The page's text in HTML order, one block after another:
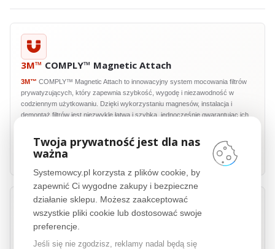
3M™ COMPLY™ Magnetic Attach
3M™ COMPLY™ Magnetic Attach to innowacyjny system mocowania filtrów
prywatyzujących, który zapewnia szybkość, wygodę i niezawodność w
codziennym użytkowaniu. Dzięki wykorzystaniu magnesów, instalacja i
demontaż filtrów jest niezwykle łatwa i szybka, jednocześnie gwarantując ich
Attach to gwarancja łatwej obsługi i trwałości, bez względu na częstotliwość
montowania i demontowania filtru. Idealne rozwiązanie dla użytkowników,
którzy cenią sobie wygodę i efektywność.
Twoja prywatność jest dla nas
ważna
Systemowcy.pl korzysta z plików cookie, by
zapewnić Ci wygodne zakupy i bezpieczne
działanie sklepu. Możesz zaakceptować
wszystkie pliki cookie lub dostosować swoje
preferencje.
Jeśli się nie zgodzisz, reklamy nadal będą się